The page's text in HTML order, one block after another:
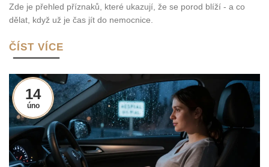
Zde je přehled příznaků, které ukazují, že se porod blíží - a co
dělat, když už je čas jít do nemocnice.
ČÍST VÍCE
14
úno